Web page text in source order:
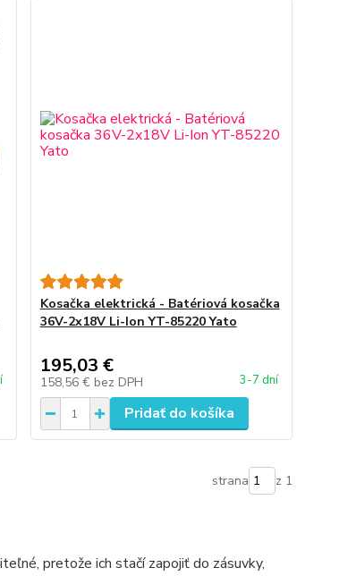
Kosačka elektrická - Batériová kosačka
36V-2x18V Li-Ion YT-85220 Yato
195,03 €
158,56 € bez DPH 3-7 dní
Pridať do košíka
strana z 1
pretože ich stačí zapojiť do zásuvky,